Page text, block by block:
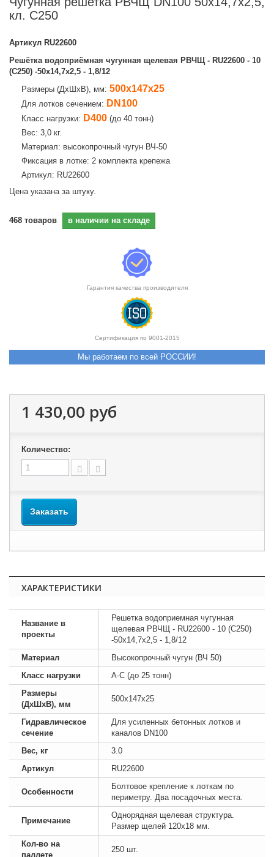
кл. C250
Артикул RU22600
Решётка водоприёмная чугунная щелевая РВЧЩ - RU22600 - 10
(C250) -50x14,7x2,5 - 1,8/12
Размеры (ДхШхВ), мм: 500х147х25
Для лотков сечением: DN100
Класс нагрузки: D400 (до 40 тонн)
Вес: 3,0 кг.
Материал: высокопрочный чугун ВЧ-50
Фиксация в лотке: 2 комплекта крепежа
Артикул: RU22600
Цена указана за штуку.
468 товаров в наличии на складе
Гарантия качества производителя
Сертификация по 9001-2015
Мы работаем по всей РОССИИ!
1 430,00 руб
Количество:
Заказать
ХАРАКТЕРИСТИКИ
Название в
проекты
Решетка водоприемная чугунная
щелевая РВЧЩ - RU22600 - 10 (C250)
-50x14,7x2,5 - 1,8/12
Материал
Высокопрочный чугун (ВЧ 50)
Класс нагрузки
А-C (до 25 тонн)
Размеры
(ДхШхВ), мм
500х147х25
Гидравлическое
сечение
Для усиленных бетонных лотков и
каналов DN100
Вес, кг
3.0
Артикул
RU22600
Особенности
Болтовое крепление к лоткам по
периметру. Два посадочных места.
Примечание
Однорядная щелевая структура.
Размер щелей 120х18 мм.
Кол-во на
паллете
250 шт.